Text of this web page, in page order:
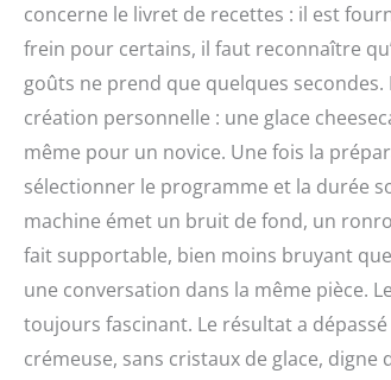
concerne le livret de recettes : il est
frein pour certains, il faut reconnaître
goûts ne prend que quelques
création personnelle : une glace
même pour un novice. Une fois la
sélectionner le programme et la durée
machine émet un bruit de fond, un
fait supportable, bien moins bruyant
une conversation dans la même pièce.
toujours fascinant. Le résultat a
crémeuse, sans cristaux de glace,